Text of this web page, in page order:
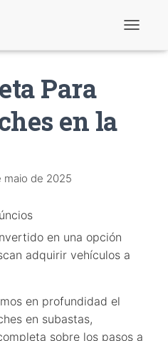
Para
en la
maio de 2025
en una opción
adquirir vehículos a
en profundidad el
en subastas,
sobre los pasos a